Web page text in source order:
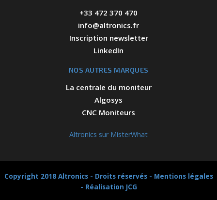
+33 472 370 470
info@altronics.fr
Inscription newsletter
LinkedIn
NOS AUTRES MARQUES
La centrale du moniteur
Algosys
CNC Moniteurs
Altronics sur MisterWhat
Copyright 2018 Altronics - Droits réservés - Mentions légales
- Réalisation JCG